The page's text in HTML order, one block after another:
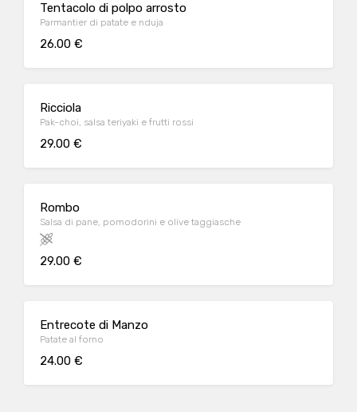
Tentacolo di polpo arrosto
Parmantier di patate e nduja
26.00 €
Ricciola
Pak-choi, salsa teriyaki e frutti rossi
29.00 €
Rombo
Salsa di pane, pomodorini e olive taggiasche
29.00 €
Entrecote di Manzo
Patate al forno
24.00 €